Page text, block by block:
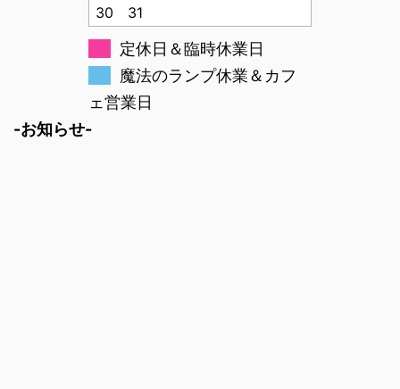
30
31
定休日＆臨時休業日
魔法のランプ休業＆カフ
ェ営業日
-お知らせ-